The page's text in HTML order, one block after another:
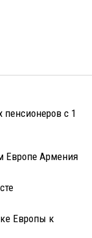
с 1
Европе Армения
Европы к